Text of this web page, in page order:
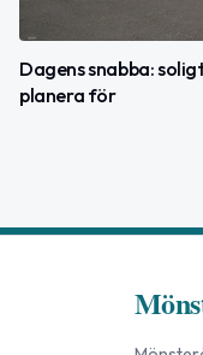
Dagens snabba:
planera för